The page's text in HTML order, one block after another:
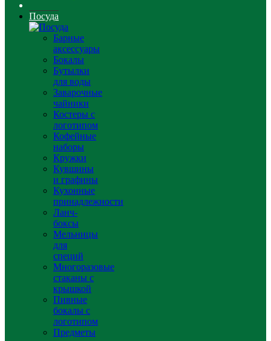
Посуда
Барные
аксессуары
Бокалы
Бутылки
для воды
Заварочные
чайники
Костеры с
логотипом
Кофейные
наборы
Кружки
Кувшины
и графины
Кухонные
принадлежности
Ланч-
боксы
Мельницы
для
специй
Многоразовые
стаканы с
крышкой
Пивные
бокалы с
логотипом
Предметы